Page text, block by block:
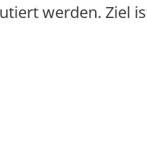
werden. Ziel